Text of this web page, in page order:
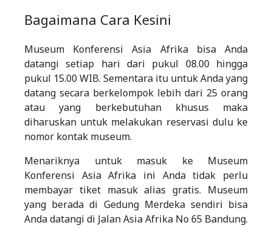
Bagaimana Cara Kesini
Museum Konferensi Asia Afrika bisa Anda
datangi setiap hari dari pukul 08.00 hingga
pukul 15.00 WIB. Sementara itu untuk Anda yang
datang secara berkelompok lebih dari 25 orang
atau yang berkebutuhan khusus maka
diharuskan untuk melakukan reservasi dulu ke
nomor kontak museum.
Menariknya untuk masuk ke Museum
Konferensi Asia Afrika ini Anda tidak perlu
membayar tiket masuk alias gratis. Museum
yang berada di Gedung Merdeka sendiri bisa
Anda datangi di Jalan Asia Afrika No 65 Bandung.